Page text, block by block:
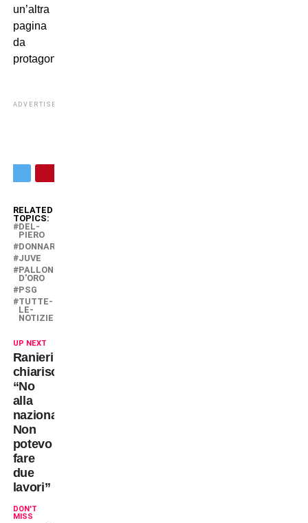
un’altra
pagina
da
protagonista.
ADVERTISEMENT
RELATED
TOPICS:
DEL-
PIERO
DONNARUMMA
JUVE
PALLONE
D'ORO
PSG
TUTTE-
LE-
NOTIZIE
UP NEXT
Ranieri
chiarisce:
“No
alla
nazionale?
Non
potevo
fare
due
lavori”
DON'T
MISS